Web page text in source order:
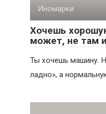
Иномарки
Хочешь
может, не там
Ты хочешь машину.
ладно», а